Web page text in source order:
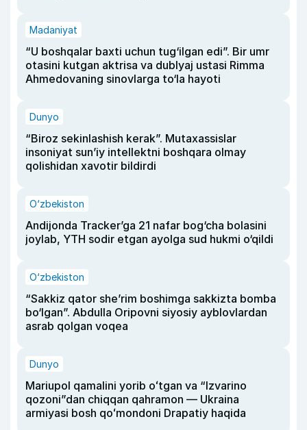
Madaniyat
“U boshqalar baxti uchun tug‘ilgan edi”. Bir umr
otasini kutgan aktrisa va dublyaj ustasi Rimma
Ahmedovaning sinovlarga to‘la hayoti
Dunyo
“Biroz sekinlashish kerak”. Mutaxassislar
insoniyat sun’iy intellektni boshqara olmay
qolishidan xavotir bildirdi
O‘zbekiston
Andijonda Tracker’ga 21 nafar bog‘cha bolasini
joylab, YTH sodir etgan ayolga sud hukmi o‘qildi
O‘zbekiston
“Sakkiz qator she’rim boshimga sakkizta bomba
bo‘lgan”. Abdulla Oripovni siyosiy ayblovlardan
asrab qolgan voqea
Dunyo
Mariupol qamalini yorib oʻtgan va “Izvarino
qozoni”dan chiqqan qahramon — Ukraina
armiyasi bosh qoʻmondoni Drapatiy haqida